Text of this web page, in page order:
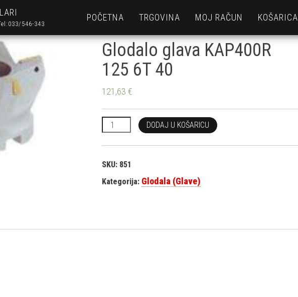
546-343
POČETNA TRGOVINA MOJ RAČUN KOŠARICA
Glodalo glava KAP400R
125 6T 40
121,63 €
Glodalo glava KAP400R 125 6T 40 količina
DODAJ U KOŠARICU
SKU: 851
Kategorija: Glodala (Glave)